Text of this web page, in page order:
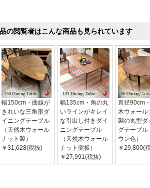
の閲覧者はこんな商品も見られています
幅150cm・曲線が
きれいな三角形ダ
イニングテーブル
（天然木ウォール
ナット製）
￥31,628(税抜)
幅135cm・角の丸
いラインがキレイ
な引出し付きダイ
ニングテーブル
（天然木ウォール
ナット突板）
￥27,991(税抜)
直径90cm
木ウォール
製の丸型ダ
グテーブル
ウン色）
￥29,800(